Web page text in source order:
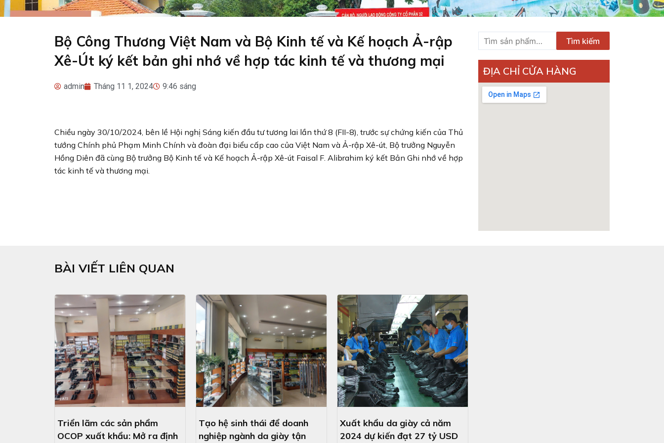
Bộ Công Thương Việt Nam và Bộ Kinh tế và Kế hoạch Ả-rập
Xê-Út ký kết bản ghi nhớ về hợp tác kinh tế và thương mại
admin Tháng 11 1, 2024 9:46 sáng
Chiều ngày 30/10/2024, bên lề Hội nghị Sáng kiến đầu tư tương lai lần thứ 8 (FII-8), trước sự chứng kiến của Thủ
tướng Chính phủ Phạm Minh Chính và đoàn đại biểu cấp cao của Việt Nam và Ả-rập Xê-út, Bộ trưởng Nguyễn
Hồng Diên đã cùng Bộ trưởng Bộ Kinh tế và Kế hoạch Ả-rập Xê-út Faisal F. Alibrahim ký kết Bản Ghi nhớ về hợp
tác kinh tế và thương mại.
Tìm
kiếm:
Tìm kiếm
ĐỊA CHỈ CỬA HÀNG
BÀI VIẾT LIÊN QUAN
Triển lãm các sản phẩm
OCOP xuất khẩu: Mở ra định
Tạo hệ sinh thái để doanh
nghiệp ngành da giày tận
Xuất khẩu da giày cả năm
2024 dự kiến đạt 27 tỷ USD